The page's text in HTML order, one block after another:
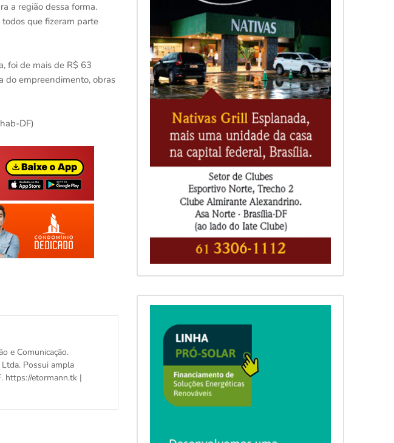
a região dessa forma.
todos que fizeram parte
foi de mais de R$ 63
do empreendimento, obras
DF)
e Comunicação.
Possui ampla
https://etormann.tk |